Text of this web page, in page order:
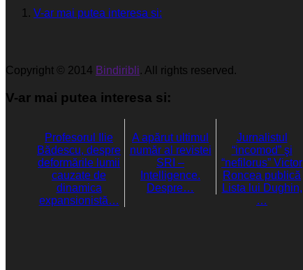
V-ar mai putea interesa si:
Copyright © 2014 Bindiribli. All rights reserved.
V-ar mai putea interesa si:
Profesorul Ilie
Bădescu, despre
deformările lumii
cauzate de
dinamica
expansionistă…
A apărut ultimul
număr al revistei
SRI –
Intelligence.
Despre…
Jurnalistul
“incomod” şi
“nefilorus” Victor
Roncea publică
Lista lui Dughin,
…